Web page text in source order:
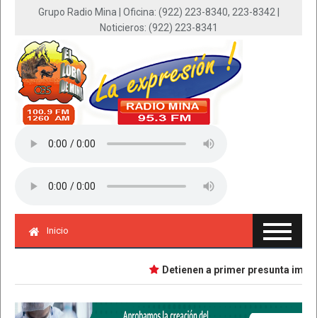
Grupo Radio Mina | Oficina: (922) 223-8340, 223-8342 |
Noticieros: (922) 223-8341
Inicio
Detienen a primer presunta